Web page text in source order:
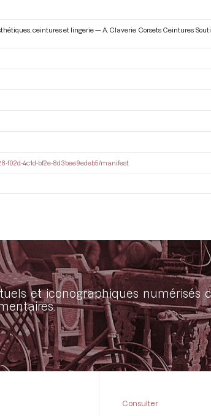
ceintures et lingerie — A. Claverie Corsets Ceintures
f02d-4c1d-bf2e-8d3bee9edeb5/manifest
et iconographiques numérisés
Consulter